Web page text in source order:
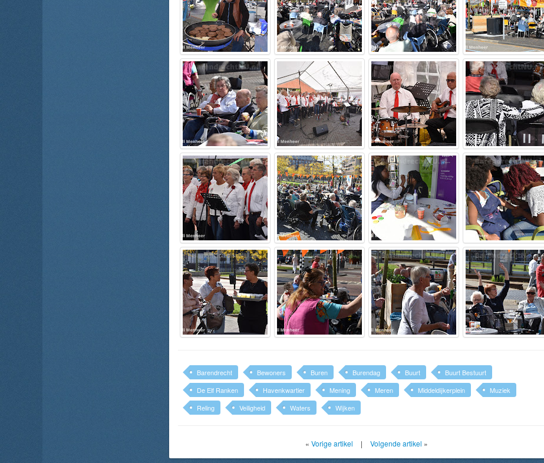
Barendrecht Bewoners Buren Burendag Buurt
Buurt Bestuurt
De Elf Ranken
Havenkwartier Mening Meren Middeldijkerplein
Muziek
Reling
Veiligheid Waters Wijken
« Vorige artikel | Volgende artikel »